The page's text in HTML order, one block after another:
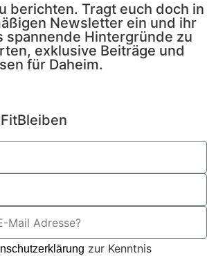
berichten. Tragt euch doch in
Newsletter ein und ihr
spannende Hintergründe zu
exklusive Beiträge und
für Daheim.
zur Kenntnis